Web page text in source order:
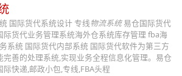
国际货代系统设计 专线物流系统易仓国际货代
际货代业务管理系统海外仓系统库存管理 fba海
系统 国际货代内部系统 国际货代软件为第三方
善的处理系统,实现业务全程信息化管理。易仓
快递,邮政小包,专线,FBA头程